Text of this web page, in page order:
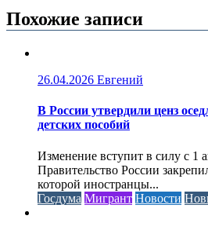
Похожие записи
26.04.2026 Евгений
В России утвердили ценз
детских пособий
Изменение вступит в силу с 1
Правительство России
которой иностранцы...
Госдума Мигрант Новости